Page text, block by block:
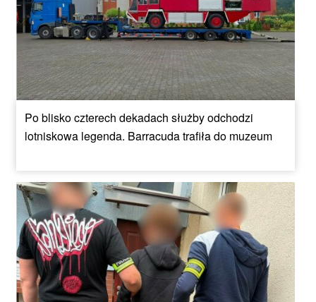
Po blisko czterech dekadach służby odchodzi
lotniskowa legenda. Barracuda trafiła do muzeum